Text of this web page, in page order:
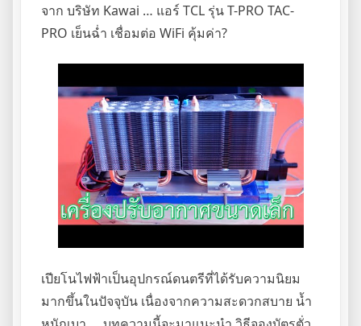
จาก บริษัท Kawai … แอร์ TCL รุ่น T-PRO TAC-
PRO เย็นฉ่ำ เชื่อมต่อ WiFi คุ้มค่า?
เปียโนไฟฟ้าเป็นอุปกรณ์ดนตรีที่ได้รับความนิยม
มากขึ้นในปัจจุบัน เนื่องจากความสะดวกสบาย น้ำ